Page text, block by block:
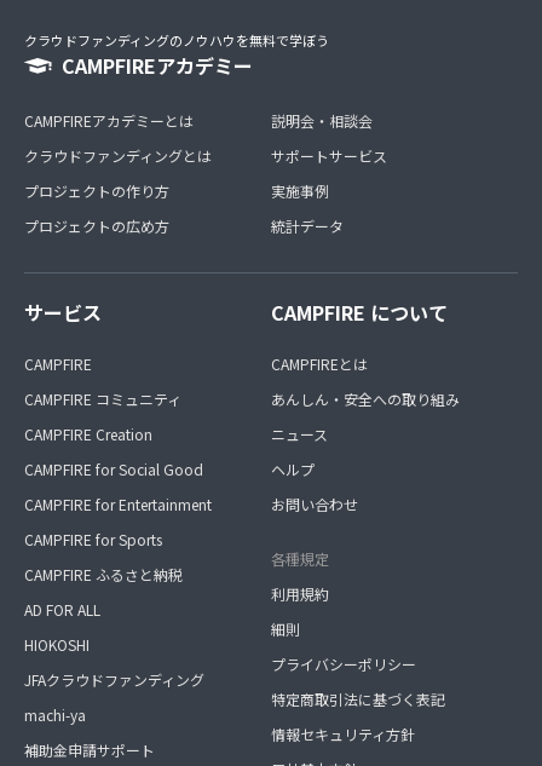
クラウドファンディングのノウハウを無料で学ぼう
CAMPFIREアカデミー
CAMPFIREアカデミーとは
クラウドファンディングとは
プロジェクトの作り方
プロジェクトの広め方
説明会・相談会
サポートサービス
実施事例
統計データ
サービス
CAMPFIRE
CAMPFIRE コミュニティ
CAMPFIRE Creation
CAMPFIRE for Social Good
CAMPFIRE for Entertainment
CAMPFIRE for Sports
CAMPFIRE ふるさと納税
AD FOR ALL
HIOKOSHI
JFAクラウドファンディング
machi-ya
補助金申請サポート
CAMPFIRE について
CAMPFIREとは
あんしん・安全への取り組み
ニュース
ヘルプ
お問い合わせ
各種規定
利用規約
細則
プライバシーポリシー
特定商取引法に基づく表記
情報セキュリティ方針